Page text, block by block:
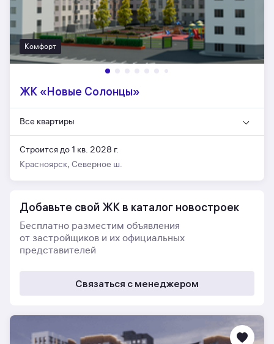
Комфорт
ЖК «Новые Солонцы»
Все квартиры
Строится до 1 кв. 2028 г.
Красноярск, Северное ш.
Добавьте свой ЖК в каталог новостроек
Бесплатно разместим объявления
от застройщиков и их официальных
представителей
Связаться с менеджером